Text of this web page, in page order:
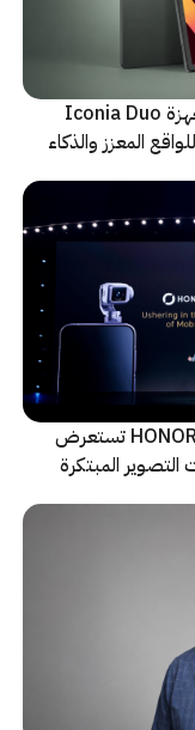
شركة Acer تكشف عن أجهزة Iconia Duo
المعزز والذكاء
بالتعاون مع ARRI، شركة HONOR تستعرض
المبتكرة